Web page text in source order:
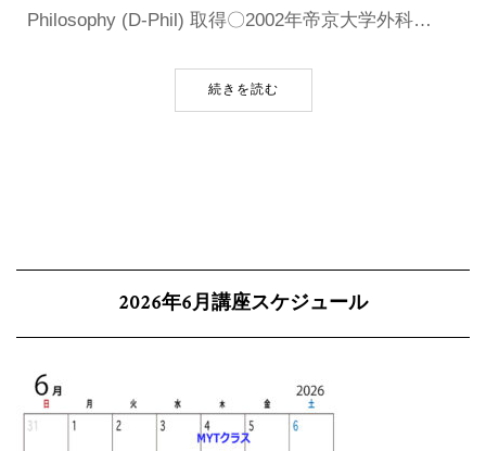
Philosophy (D-Phil) 取得〇2002年帝京大学外科…
続きを読む
2026年6月講座スケジュール